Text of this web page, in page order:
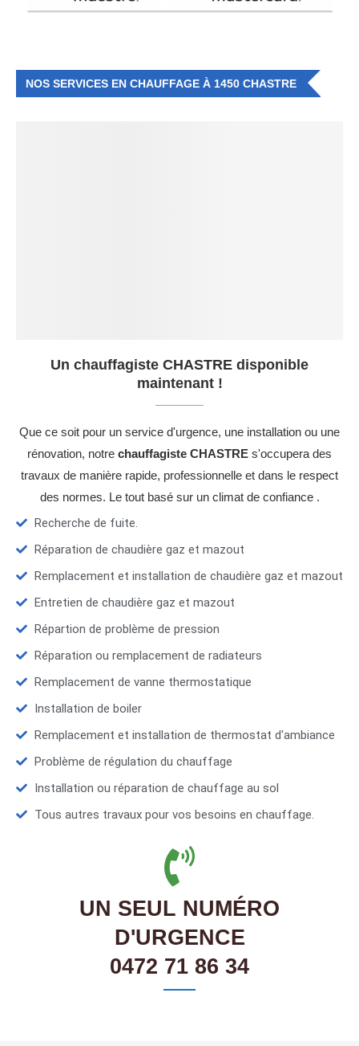
NOS SERVICES EN CHAUFFAGE À 1450 CHASTRE
Un chauffagiste CHASTRE disponible
maintenant !
Que ce soit pour un service d'urgence, une installation ou une
rénovation, notre chauffagiste CHASTRE s'occupera des
travaux de manière rapide, professionnelle et dans le respect
des normes. Le tout basé sur un climat de confiance .
Recherche de fuite.
Réparation de chaudière gaz et mazout
Remplacement et installation de chaudière gaz et mazout
Entretien de chaudière gaz et mazout
Répartion de problème de pression
Réparation ou remplacement de radiateurs
Remplacement de vanne thermostatique
Installation de boiler
Remplacement et installation de thermostat d'ambiance
Problème de régulation du chauffage
Installation ou réparation de chauffage au sol
Tous autres travaux pour vos besoins en chauffage.
UN SEUL NUMÉRO
D'URGENCE
0472 71 86 34